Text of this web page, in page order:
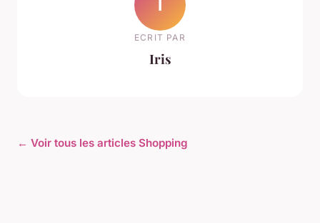
I
ECRIT PAR
Iris
← Voir tous les articles Shopping